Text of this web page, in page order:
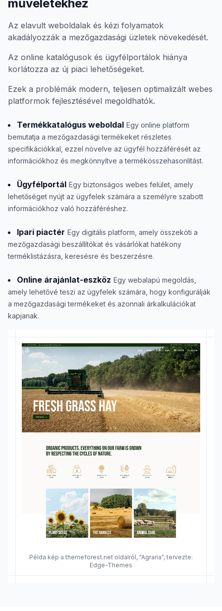
Példa kép a themeforest.net oldalról, "Agraria", tervezte:
Edge-Themes
műveletekhez
Az elavult weboldalak és kézi folyamatok
akadályozzák a mezőgazdasági üzletek növekedését.
Az online katalógusok és ügyfélportálok hiánya
korlátozza az új piaci lehetőségeket.
Ezek a problémák modern, teljesen optimalizált webes
platformok fejlesztésével megoldhatók.
Termékkatalógus weboldal Egy online platform
bemutatja a mezőgazdasági termékeket részletes
specifikációkkal, ezzel növelve az ügyfél hozzáférését az
információkhoz és megkönnyítve a termékösszehasonlítást.
Ügyfélportál Egy biztonságos webes felület, amely
lehetőséget nyújt az ügyfelek számára a személyre szabott
információkhoz való hozzáféréshez.
Ipari piactér Egy digitális platform, amely összeköti a
mezőgazdasági beszállítókat és vásárlókat hatékony
terméklistázásra, keresésre és beszerzésre.
Online árajánlat-eszköz Egy webalapú megoldás,
amely lehetővé teszi az ügyfelek számára, hogy konfigurálják
a mezőgazdasági termékeket és azonnali árkalkulációkat
kapjanak.